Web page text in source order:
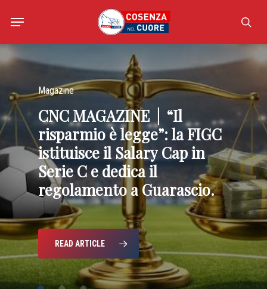
Menu
Magazine
CNC MAGAZINE
“Il
risparmioèlegge”: laFIGC
istituisceil Salary Capin
SerieCededicail
regolamento a Guarascio.
READ ARTICLE
Magazine
CNCMAGAZINE |
TRENTINELLA,
FIGURACCIADELLA
SCALISE?
Magazine
GUARASCIO’S TWO,FATE
ILVOSTRO GIOCO